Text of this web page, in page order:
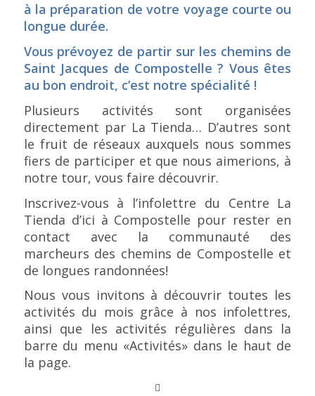
à la préparation de votre voyage courte ou
longue durée.
Vous prévoyez de partir sur les chemins de
Saint Jacques de Compostelle ? Vous êtes
au bon endroit, c’est notre spécialité !
Plusieurs activités sont organisées
directement par La Tienda… D’autres sont
le fruit de réseaux auxquels nous sommes
fiers de participer et que nous aimerions, à
notre tour, vous faire découvrir.
Inscrivez-vous à l’infolettre du Centre La
Tienda d’ici à Compostelle pour rester en
contact avec la communauté des
marcheurs des chemins de Compostelle et
de longues randonnées!
Nous vous invitons à découvrir toutes les
activités du mois grâce à nos infolettres,
ainsi que les activités régulières dans la
barre du menu «Activités» dans le haut de
la page.